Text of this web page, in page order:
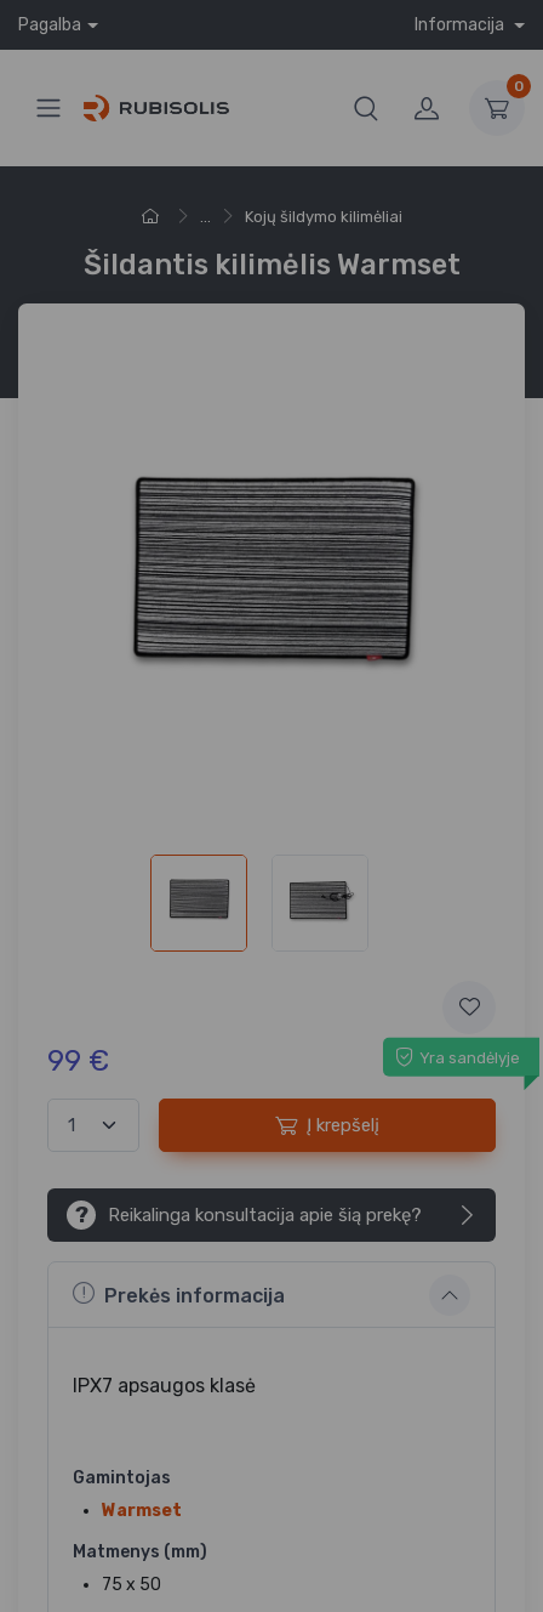
Pagalba Informacija
0
... Kojų šildymo kilimėliai
Šildantis kilimėlis Warmset
99 € Yra sandėlyje
Į krepšelį
? Reikalinga konsultacija apie šią prekę?
Prekės informacija
IPX7 apsaugos klasė
Gamintojas
Warmset
Matmenys (mm)
75 x 50